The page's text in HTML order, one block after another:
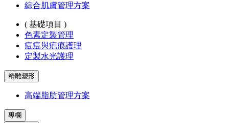
綜合肌膚管理方案
( 基礎項目 )
色素定製管理
痘痘與疤痕護理
定製水光護理
精雕塑形
高端脂肪管理方案
專欄